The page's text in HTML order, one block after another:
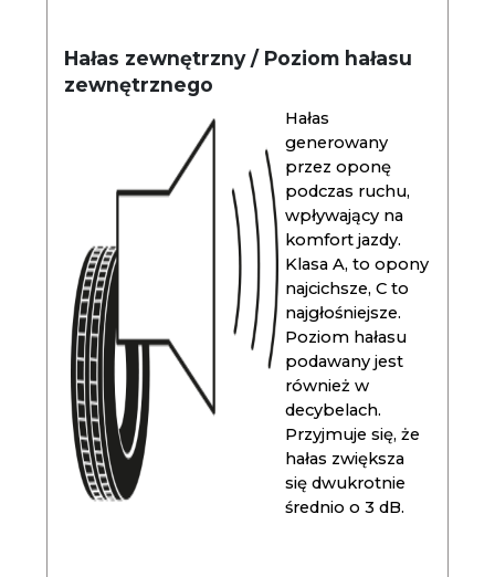
Hałas zewnętrzny / Poziom hałasu
zewnętrznego
Hałas
generowany
przez oponę
podczas ruchu,
wpływający na
komfort jazdy.
Klasa A, to opony
najcichsze, C to
najgłośniejsze.
Poziom hałasu
podawany jest
również w
decybelach.
Przyjmuje się, że
hałas zwiększa
się dwukrotnie
średnio o 3 dB.